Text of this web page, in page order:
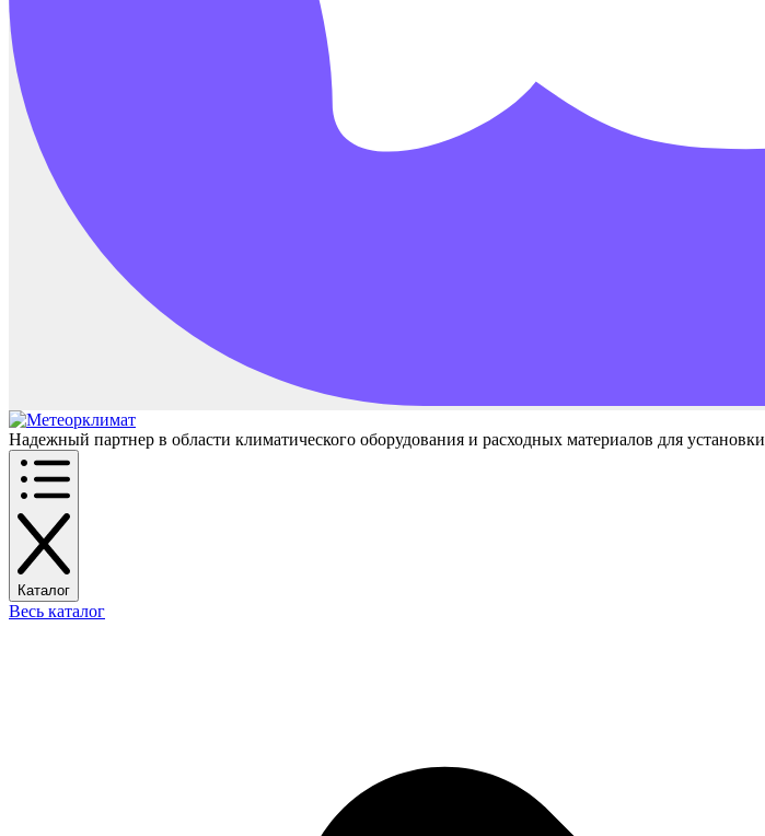
Надежный партнер в области климатического оборудования и расходных материалов для установки
Каталог
Весь каталог